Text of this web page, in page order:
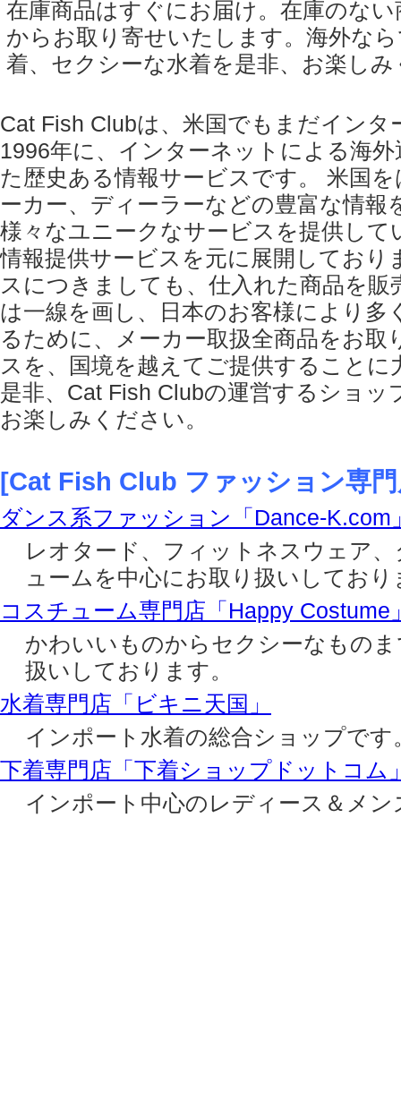
在庫商品はすぐにお届け。在庫のな
からお取り寄せいたします。海外な
着、セクシーな水着を是非、お楽し
Cat Fish Clubは、米国でもまだイン
1996年に、インターネットによる海
た歴史ある情報サービスです。 米国
ーカー、ディーラーなどの豊富な情報
様々なユニークなサービスを提供して
情報提供サービスを元に展開してお
スにつきましても、仕入れた商品を
は一線を画し、日本のお客様により多
るために、メーカー取扱全商品をお
スを、国境を越えてご提供すること
是非、Cat Fish Clubの運営するショ
お楽しみください。
[Cat Fish Club ファッション専
ダンス系ファッション「Dance-K.com
レオタード、フィットネスウェア
ュームを中心にお取り扱いしており
コスチューム専門店「Happy Costume
かわいいものからセクシーなもの
扱いしております。
水着専門店「ビキニ天国」
インポート水着の総合ショップです
下着専門店「下着ショップドットコム
インポート中心のレディース＆メ